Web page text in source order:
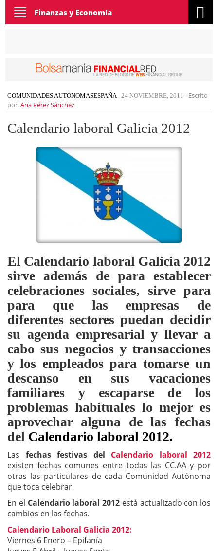
Toggle
navigation
Finanzas y Economía
COMUNIDADES AUTÓNOMASESPAÑA| 24 NOVIEMBRE, 2011 - Escrito
por:Ana Pérez Sánchez
Calendario laboral Galicia 2012
El Calendario laboral Galicia 2012
sirve además de para establecer
celebraciones sociales, sirve para
para que las empresas de
diferentes sectores puedan decidir
su agenda empresarial y llevar a
cabo sus negocios y transacciones
y los empleados para tomarse un
descanso en sus vacaciones
familiares y escaparse de los
problemas habituales lo mejor es
aprovechar alguna de las fechas
del Calendario laboral 2012.
Las fechas festivas del Calendario laboral 2012
existen fechas comunes entre todas las CC.AA y por
otras las particulares de cada Comunidad Autónoma
que toca celebrar.
En el Calendario laboral 2012 está actualizado con los
cambios en las fechas.
Calendario Laboral Galicia 2012:
Viernes 6 Enero – Epifanía